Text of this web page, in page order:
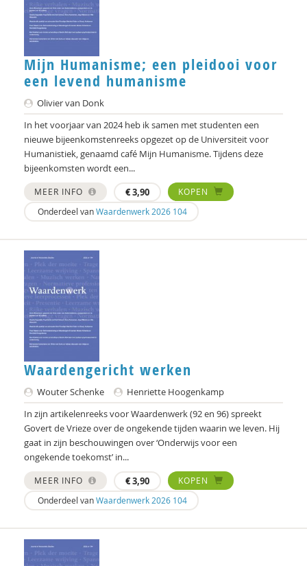
Isolde De Groot
Isolde de Groot
Tryntsje de Groot
Sam de Nijs
Marcel de Rooij
Bald de Vries
Govert- Jan de Vrieze
Frederique Demeijer
Joep Dohmen
Olivier van Donk
Hans Duijvestijn
Roezjitsa Filtsjeva
Saar Frieling
Huub Gulikers
Hilde Ham
Henriette Hoogenkamp
Gerdi Houterman
Hester IJsseling
Pieter Ippel
Mijn Humanisme; een pleidooi voor
een levend humanisme
Olivier van Donk
In het voorjaar van 2024 heb ik samen met studenten een
nieuwe bijeenkomstenreeks opgezet op de Universiteit voor
Humanistiek, genaamd café Mijn Humanisme. Tijdens deze
bijeenkomsten wordt een...
MEER INFO €3,90
KOPEN
Onderdeel vanWaardenwerk 2026 104
Waardengericht werken
Wouter Schenke
Henriette Hoogenkamp
In zijn artikelenreeks voor Waardenwerk (92 en 96) spreekt
Govert de Vrieze over de ongekende tijden waarin we leven. Hij
gaat in zijn beschouwingen over ‘Onderwijs voor een
ongekende toekomst’ in...
MEER INFO €3,90
KOPEN
Onderdeel vanWaardenwerk 2026 104